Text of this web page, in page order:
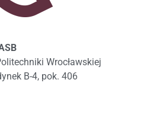
Wrocławskiej
B-4, pok. 406